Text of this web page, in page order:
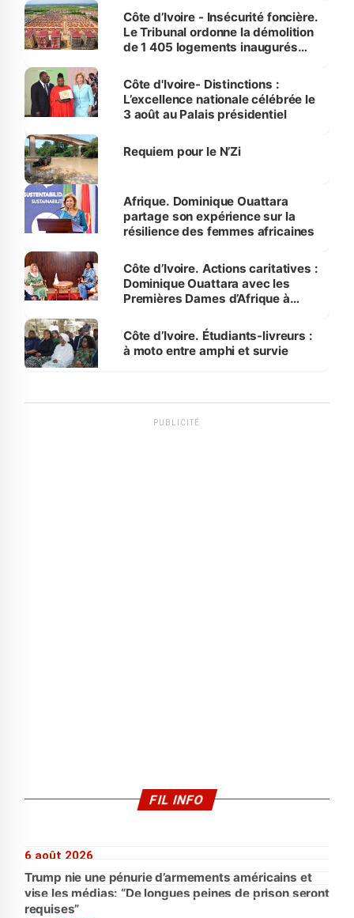
Côte d’Ivoire - Insécurité foncière.
Le Tribunal ordonne la démolition
de 1 405 logements inaugurés
Bassam
Côte d'Ivoire- Distinctions :
L’excellence nationale célébrée le
3 août au Palais présidentiel
Requiem pour le N’Zi
Afrique. Dominique Ouattara
partage son expérience sur la
résilience des femmes africaines
Côte d’Ivoire. Actions caritatives :
Dominique Ouattara avec les
Premières Dames d’Afrique à
Côte d’Ivoire. Étudiants-livreurs :
à moto entre amphi et survie
PUBLICITÉ
FIL INFO
6 août 2026
Trump nie une pénurie d’armements américains et
vise les médias: “De longues peines de prison seront
requises”